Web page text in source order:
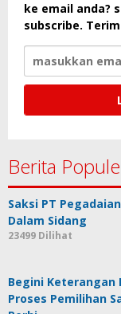
ke email anda?
subscribe.
Berita
Saksi PT
Dalam Sidang
23499 Dilihat
Begini Keterangan
Proses Pemilihan